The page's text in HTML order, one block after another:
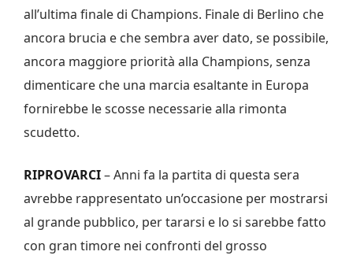
all’ultima finale di Champions. Finale di Berlino che
ancora brucia e che sembra aver dato, se possibile,
ancora maggiore priorità alla Champions, senza
dimenticare che una marcia esaltante in Europa
fornirebbe le scosse necessarie alla rimonta
scudetto.
RIPROVARCI– Anni fa la partita di questa sera
avrebbe rappresentato un’occasione per mostrarsi
al grande pubblico, per tararsi e lo si sarebbe fatto
con gran timore nei confronti del grosso